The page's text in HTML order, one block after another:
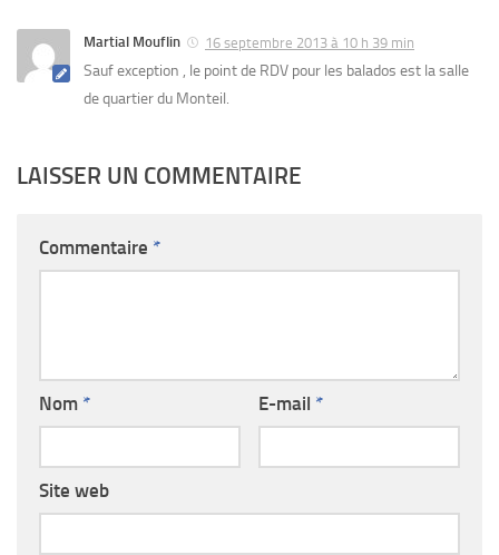
Martial Mouflin 16 septembre 2013 à 10 h 39 min
Sauf exception , le point de RDV pour les balados est la salle
de quartier du Monteil.
LAISSER UN COMMENTAIRE
Commentaire *
Nom * E-mail *
Site web